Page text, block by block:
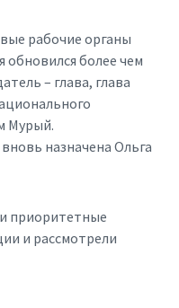
рабочие органы
обновился более чем
– глава, глава
Мурый.
назначена Ольга
приоритетные
и рассмотрели